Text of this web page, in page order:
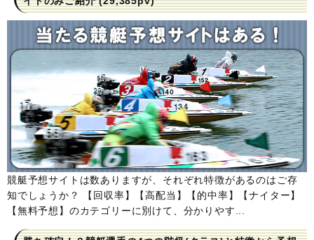
競艇予想サイトは数ありますが、それぞれ特徴があるのはご存
知でしょうか？ 【回収率】【高配当】【的中率】【ナイター】
【無料予想】のカテゴリーに別けて、分かりやす...